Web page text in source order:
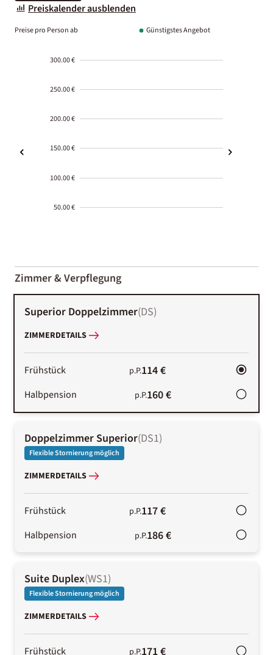
Preiskalender ausblenden
Preise pro Person ab Günstigstes Angebot
300.00 €
250.00 €
200.00 €
150.00 €
100.00 €
50.00 €
01-02
Zimmer & Verpflegung
Superior Doppelzimmer(DS)
ZIMMERDETAILS
Frühstück p.P.114 €
Halbpension p.P.160 €
Doppelzimmer Superior(DS1)
Flexible Stornierung möglich
ZIMMERDETAILS
Frühstück p.P.117 €
Halbpension p.P.186 €
Suite Duplex(WS1)
Flexible Stornierung möglich
ZIMMERDETAILS
Frühstück p.P.171 €